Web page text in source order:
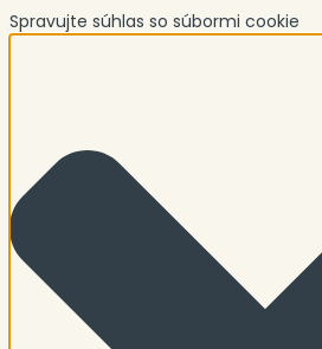
Spravujte súhlas so súbormi cookie